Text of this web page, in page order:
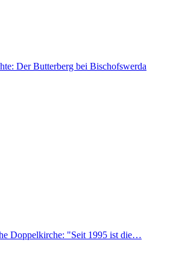
Der Butterberg bei Bischofswerda
Doppelkirche: "Seit 1995 ist die…